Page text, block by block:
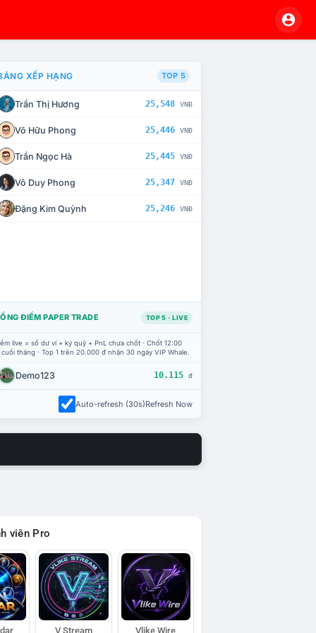
CHẾ TÀI XỬ LÝ VI PHẠM
XẾP HẠNG TOP 5
Trần Thị Hương 25,548 VNĐ
Võ Hữu Phong 25,446 VNĐ
Trần Ngọc Hà 25,445 VNĐ
Võ Duy Phong 25,347 VNĐ
Đặng Kim Quỳnh 25,246 VNĐ
ĐIỂM PAPER TRADE TOP 5 · LIVE
live = số dư ví + ký quỹ + PnL chưa chốt · Chốt 12:00
tháng · Top 1 trên 20.000 đ nhận 30 ngày VIP Whale.
Demo123 10.115 đ
Auto-refresh (30s)Refresh Now
viên Pro
V Stream Vlike Wire